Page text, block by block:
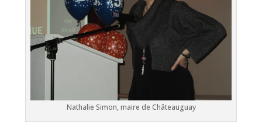
Nathalie Simon, maire de Châteauguay